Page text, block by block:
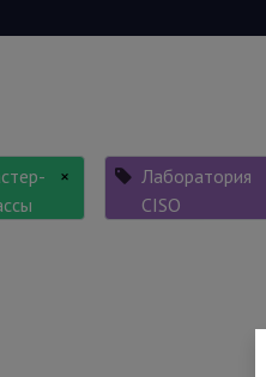
×
Лаборатория
CISO